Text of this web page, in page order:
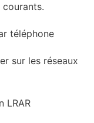
téléphone
sur les réseaux
LRAR